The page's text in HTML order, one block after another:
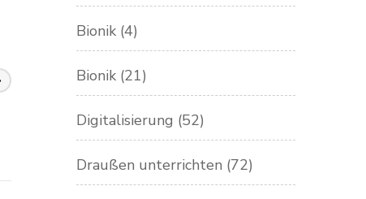
Bionik (4)
Bionik (21)
Digitalisierung (52)
Draußen unterrichten (72)